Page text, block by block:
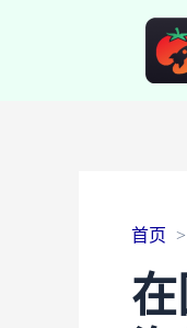
首页
在